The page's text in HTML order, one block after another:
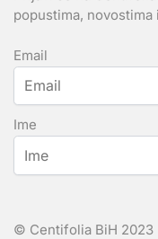
popustima, novostima
Email
Ime
© Centifolia BiH 2023